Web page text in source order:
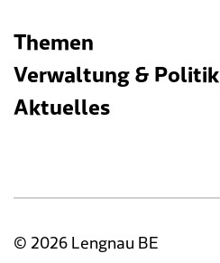
Themen
Verwaltung & Politik
Aktuelles
© 2026 Lengnau BE